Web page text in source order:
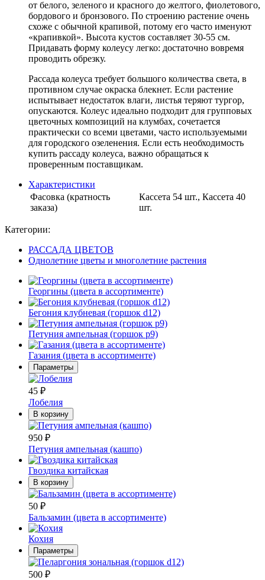
от белого, зеленого и красного до желтого, фиолетового,
бордового и бронзового. По строению растение очень
схоже с обычной крапивой, потому его часто именуют
«крапивкой». Высота кустов составляет 30-55 см.
Придавать форму колеусу легко: достаточно вовремя
проводить обрезку.
Рассада колеуса требует большого количества света, в
противном случае окраска блекнет. Если растение
испытывает недостаток влаги, листья теряют тургор,
опускаются. Колеус идеально подходит для групповых
цветочных композиций на клумбах, сочетается
практически со всеми цветами, часто используемыми
для городского озеленения. Если есть необходимость
купить рассаду колеуса, важно обращаться к
проверенным поставщикам.
Характеристики
Фасовка (кратность
заказа)
Кассета 54 шт., Кассета 40
шт.
Категории:
РАССАДА ЦВЕТОВ
Однолетние цветы и многолетние растения
Георгины (цвета в ассортименте)
Бегония клубневая (горшок d12)
Петуния ампельная (горшок p9)
Газания (цвета в ассортименте)
Параметры
45 ₽
Лобелия
В корзину
950 ₽
Петуния ампельная (кашпо)
Гвоздика китайская
В корзину
50 ₽
Бальзамин (цвета в ассортименте)
Кохия
Параметры
500 ₽